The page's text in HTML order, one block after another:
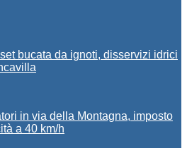
bucata da ignoti, disservizi idrici
in via della Montagna, imposto
a 40 km/h